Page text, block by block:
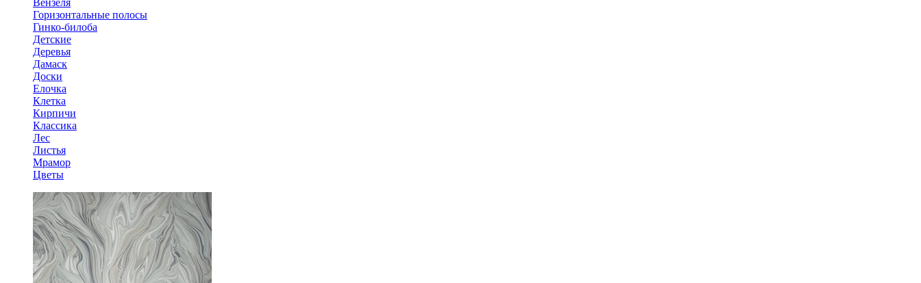
Вензеля
Горизонтальные полосы
Гинко-билоба
Детские
Деревья
Дамаск
Доски
Елочка
Клетка
Кирпичи
Классика
Лес
Листья
Мрамор
Цветы